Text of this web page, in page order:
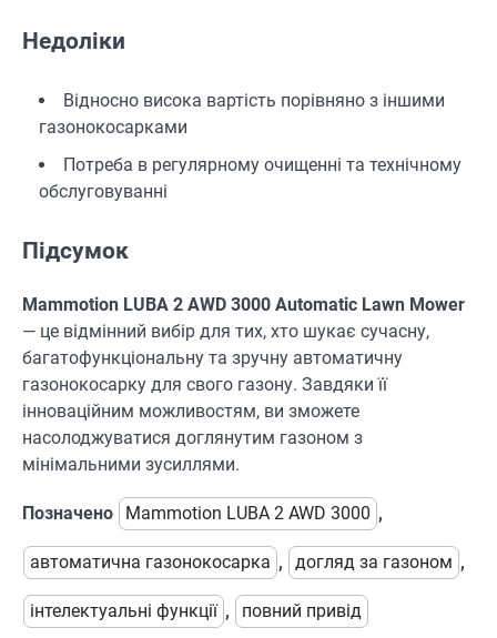
Недоліки
Відносно висока вартість порівняно з іншими
газонокосарками
Потреба в регулярному очищенні та технічному
обслуговуванні
Підсумок
Mammotion LUBA 2 AWD 3000 Automatic Lawn Mower
— це відмінний вибір для тих, хто шукає сучасну,
багатофункціональну та зручну автоматичну
газонокосарку для свого газону. Завдяки її
інноваційним можливостям, ви зможете
насолоджуватися доглянутим газоном з
мінімальними зусиллями.
Позначено Mammotion LUBA 2 AWD 3000 ,
автоматична газонокосарка , догляд за газоном ,
інтелектуальні функції , повний привід